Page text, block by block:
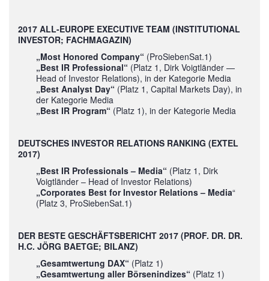
2017 ALL-EUROPE EXECUTIVE TEAM (INSTITUTIONAL
INVESTOR; FACHMAGAZIN)
„Most Honored Company“ (ProSiebenSat.1)
„Best IR Professional“ (Platz 1, Dirk Voigtländer —
Head of Investor Relations), in der Kategorie Media
„Best Analyst Day“ (Platz 1, Capital Markets Day), in
der Kategorie Media
„Best IR Program“ (Platz 1), in der Kategorie Media
DEUTSCHES INVESTOR RELATIONS RANKING (EXTEL
2017)
„Best IR Professionals – Media“ (Platz 1, Dirk
Voigtländer – Head of Investor Relations)
„Corporates Best for Investor Relations – Media“
(Platz 3, ProSiebenSat.1)
DER BESTE GESCHÄFTSBERICHT 2017 (PROF. DR. DR.
H.C. JÖRG BAETGE; BILANZ)
„Gesamtwertung DAX“ (Platz 1)
„Gesamtwertung aller Börsenindizes“ (Platz 1)